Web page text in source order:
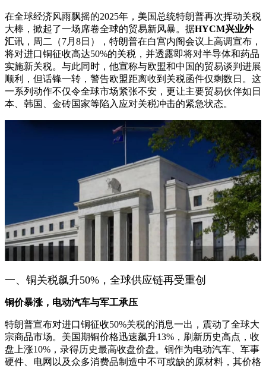
在全球经济风雨飘摇的2025年，美国总统特朗普再次挥动关税
大棒，掀起了一场席卷全球的贸易新风暴。据HYCM兴业外
汇讯，周二（7月8日），特朗普在白宫内阁会议上高调宣布，
将对进口铜征收高达50%的关税，并透露即将对半导体和药品
实施新关税。与此同时，他宣称与欧盟和中国的贸易谈判进展
顺利，但话锋一转，警告欧盟距离收到关税函件仅剩数日。这
一系列动作不仅令全球市场紧张不安，更让主要贸易伙伴如日
本、韩国、金砖国家等陷入应对关税冲击的紧急状态。
一、铜关税飙升50%，全球供应链再受重创
铜价暴涨，电动汽车与军工承压
特朗普宣布对进口铜征收50%关税的消息一出，震动了全球大
宗商品市场。美国期铜价格迅速飙升13%，刷新历史高点，收
盘上涨10%，录得历史最高收盘价盘。铜作为电动汽车、军事
硬件、电网以及众多消费品制造中不可或缺的原材料，其价格